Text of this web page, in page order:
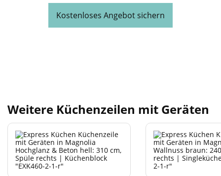
Kostenloses Angebot sichern
Weitere Küchenzeilen mit Geräten